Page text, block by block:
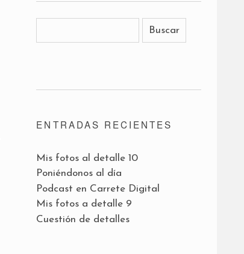
ENTRADAS RECIENTES
Mis fotos al detalle 10
Poniéndonos al día
Podcast en Carrete Digital
Mis fotos a detalle 9
Cuestión de detalles